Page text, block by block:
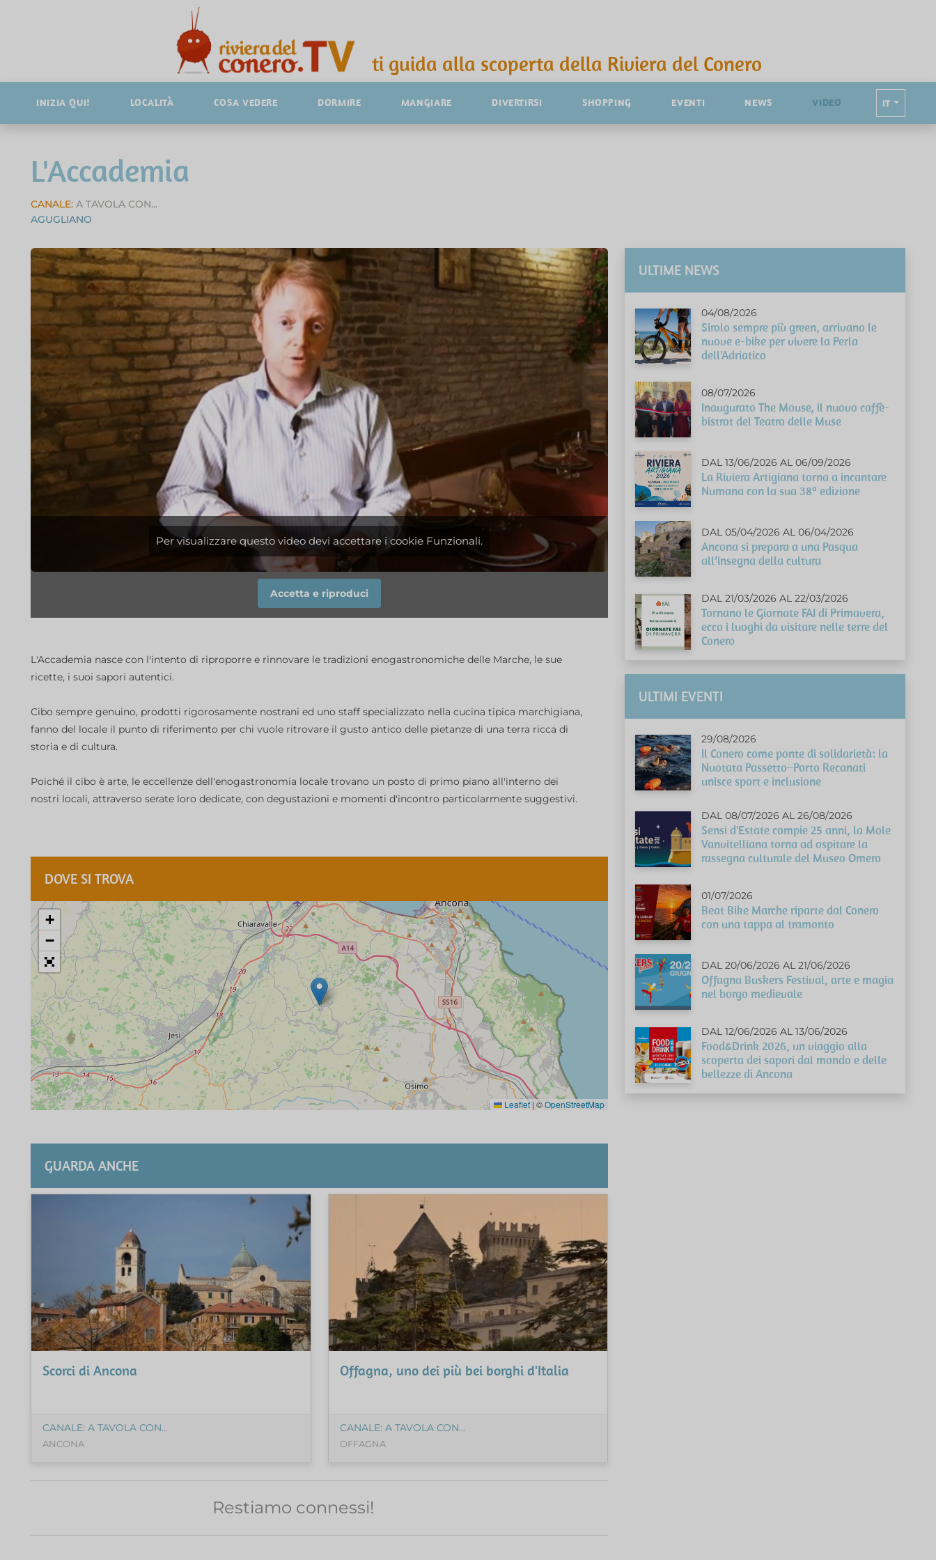
ti guida alla scoperta della Riviera del Conero
INIZIA QUI! LOCALITÀ COSA VEDERE DORMIRE MANGIARE DIVERTIRSI SHOPPING EVENTI NEWS VIDEO IT
L'Accademia
CANALE: A TAVOLA CON...
AGUGLIANO
Per visualizzare questo video devi accettare i cookie Funzionali.
Accetta e riproduci
L'Accademia nasce con l'intento di riproporre e rinnovare le tradizioni enogastronomiche delle Marche, le sue
ricette, i suoi sapori autentici.
Cibo sempre genuino, prodotti rigorosamente nostrani ed uno staff specializzato nella cucina tipica marchigiana,
fanno del locale il punto di riferimento per chi vuole ritrovare il gusto antico delle pietanze di una terra ricca di
storia e di cultura.
Poiché il cibo è arte, le eccellenze dell'enogastronomia locale trovano un posto di primo piano all'interno dei
nostri locali, attraverso serate loro dedicate, con degustazioni e momenti d'incontro particolarmente suggestivi.
DOVE SI TROVA
+
−
Leaflet | ©OpenStreetMap
GUARDA ANCHE
Scorci di Ancona
CANALE: A TAVOLA CON...
ANCONA
Offagna, uno dei più bei borghi d'Italia
CANALE: A TAVOLA CON...
OFFAGNA
Restiamo connessi!
ULTIME NEWS
04/08/2026
Sirolo sempre più green, arrivano le
nuove e-bike per vivere la Perla
dell'Adriatico
08/07/2026
Inaugurato The Mouse, il nuovo caffè-
bistrot del Teatro delle Muse
DAL 13/06/2026 AL 06/09/2026
La Riviera Artigiana torna a incantare
Numana con la sua 38ª edizione
DAL 05/04/2026 AL 06/04/2026
Ancona si prepara a una Pasqua
all’insegna della cultura
DAL 21/03/2026 AL 22/03/2026
Tornano le Giornate FAI di Primavera,
ecco i luoghi da visitare nelle terre del
Conero
ULTIMI EVENTI
29/08/2026
Il Conero come ponte di solidarietà: la
Nuotata Passetto–Porto Recanati
unisce sport e inclusione
DAL 08/07/2026 AL 26/08/2026
Sensi d'Estate compie 25 anni, la Mole
Vanvitelliana torna ad ospitare la
rassegna culturale del Museo Omero
01/07/2026
Beat Bike Marche riparte dal Conero
con una tappa al tramonto
DAL 20/06/2026 AL 21/06/2026
Offagna Buskers Festival, arte e magia
nel borgo medievale
DAL 12/06/2026 AL 13/06/2026
Food&Drink 2026, un viaggio alla
scoperta dei sapori dal mondo e delle
bellezze di Ancona